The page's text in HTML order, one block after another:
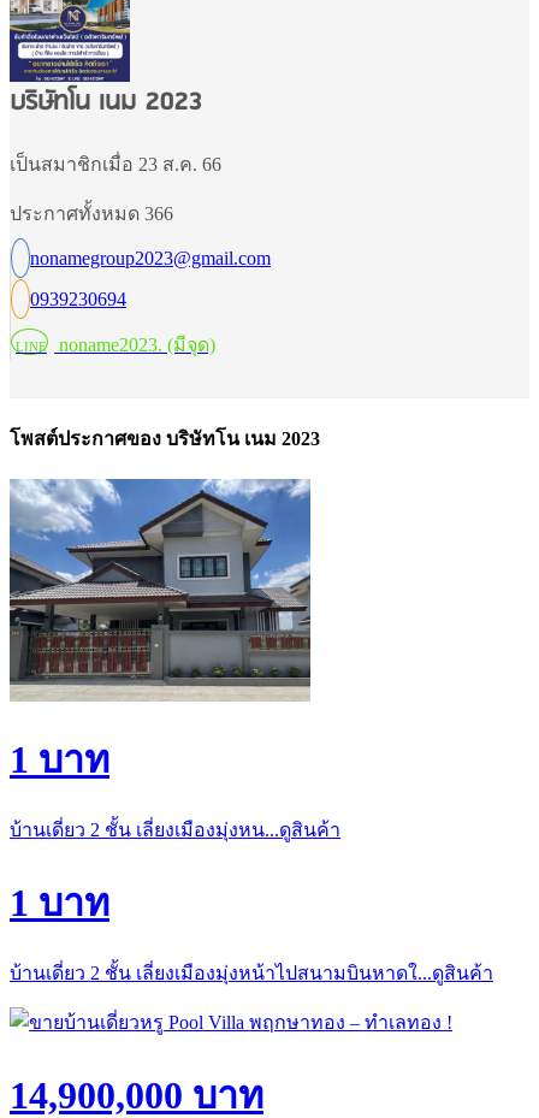
บริษัทโน เนม 2023
เป็นสมาชิกเมื่อ 23 ส.ค. 66
ประกาศทั้งหมด 366
nonamegroup2023@gmail.com
0939230694
LINE noname2023. (มีจุด)
โพสต์ประกาศของ บริษัทโน เนม 2023
1 บาท
บ้านเดี่ยว 2 ชั้น เลี่ยงเมืองมุ่งหน...ดูสินค้า
1 บาท
บ้านเดี่ยว 2 ชั้น เลี่ยงเมืองมุ่งหน้าไปสนามบินหาดใ...ดูสินค้า
14,900,000 บาท